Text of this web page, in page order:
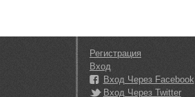
Регистрация
Вход
Вход Через Facebook
Вход Через Twitter